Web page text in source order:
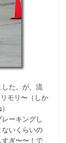
た。が、流
モリ〜（しか
ーキングし
いくらいの
ぎ〜〜！で